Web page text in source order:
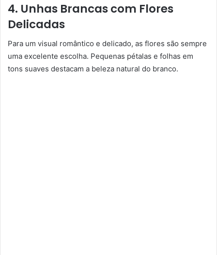
4. Unhas Brancas com Flores
Delicadas
Para um visual romântico e delicado, as flores são sempre
uma excelente escolha. Pequenas pétalas e folhas em
tons suaves destacam a beleza natural do branco.